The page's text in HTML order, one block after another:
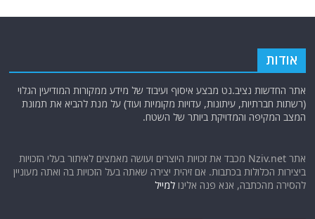
אודות
אתר החדשות נציב.נט מבצע איסוף ועיבוד של מידע ממקורות המודיעין הגלוי
(רשתות חברתיות, עיתונות, עדויות מקומיות ועוד) על מנת להביא את תמונת
המצב המקיפה והמדויקת ביותר של השטח.
אתר Nziv.net מכבד את זכויות היוצרים ועושה מאמצים לאיתור בעלי הזכויות
ביצירות הכלולות בכתבות. אם זיהית יצירה שאתה בעל הזכויות בה ואתה מעוניין
להסירה מהכתבה, אנא פנה אלינולמייל